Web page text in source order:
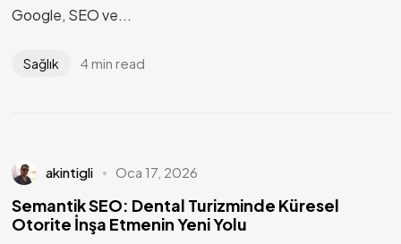
Google, SEO ve...
Sağlık 4 min read
akintigli Oca 17, 2026
Semantik SEO: Dental Turizminde Küresel
Otorite İnşa Etmenin Yeni Yolu